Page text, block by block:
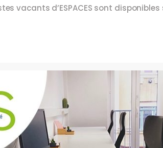
vacants d’ESPACES sont disponibles